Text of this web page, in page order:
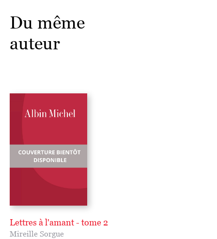
Du même
auteur
Lettres à l'amant - tome 2
Mireille Sorgue